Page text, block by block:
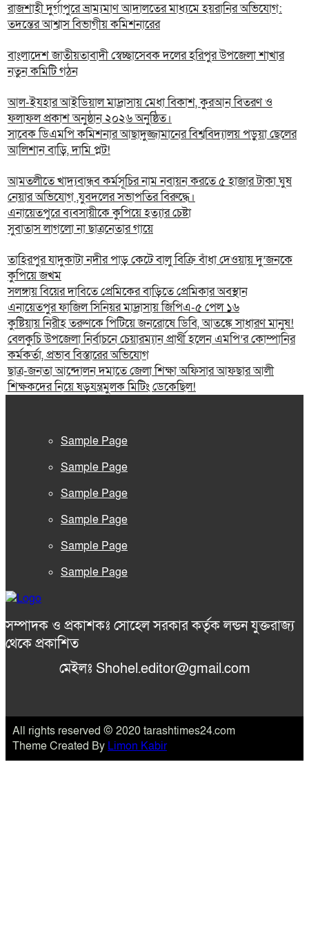
রাজশাহী দুর্গাপুরে ভ্রাম্যমাণ আদালতের মাধ্যমে হয়রানির অভিযোগ:
তদন্তের আশ্বাস বিভাগীয় কমিশনারের
বাংলাদেশ জাতীয়তাবাদী স্বেচ্ছাসেবক দলের হরিপুর উপজেলা শাখার
নতুন কমিটি গঠন
আল-ইযহার আইডিয়াল মাদ্রাসায় মেধা বিকাশ, কুরআন বিতরণ ও
ফলাফল প্রকাশ অনুষ্ঠান ২০২৬ অনুষ্ঠিত।
সাবেক ডিএমপি কমিশনার আছাদুজ্জামানের বিশ্ববিদ্যালয় পড়ুয়া ছেলের
আলিশান বাড়ি, দামি প্লট!
আমতলীতে খাদ্যবান্ধব কর্মসূচির নাম নবায়ন করতে ৫ হাজার টাকা ঘুষ
নেয়ার অভিযোগ ,যুবদলের সভাপতির বিরুদ্ধে।
এনায়েতপুরে ব্যবসায়ীকে কুপিয়ে হত্যার চেষ্টা
সুবাতাস লাগলো না ছাত্রনেতার গায়ে
তাহিরপুর যাদুকাটা নদীর পাড় কেটে বালু বিক্রি বাঁধা দেওয়ায় দু’জনকে
কুপিয়ে জখম
সলঙ্গায় বিয়ের দাবিতে প্রেমিকের বাড়িতে প্রেমিকার অবস্থান
এনায়েতপুর ফাজিল সিনিয়র মাদ্রাসায় জিপিএ-৫ পেল ১৬
কুষ্টিয়ায় নিরীহ তরুণকে পিটিয়ে জনরোষে ডিবি, আতঙ্কে সাধারণ মানুষ!
বেলকুচি উপজেলা নির্বাচনে চেয়ারম্যান প্রার্থী হলেন এমপি’র কোম্পানির
কর্মকর্তা, প্রভাব বিস্তারের অভিযোগ
ছাত্র-জনতা আন্দোলন দমাতে জেলা শিক্ষা অফিসার আফছার আলী
শিক্ষকদের নিয়ে ষড়যন্ত্রমুলক মিটিং ডেকেছিল!
Sample Page
Sample Page
Sample Page
Sample Page
Sample Page
Sample Page
সম্পাদক ও প্রকাশকঃ সোহেল সরকার কর্তৃক লন্ডন যুক্তরাজ্য
থেকে প্রকাশিত
মেইলঃ Shohel.editor@gmail.com
All rights reserved © 2020 tarashtimes24.com
Theme Created By Limon Kabir